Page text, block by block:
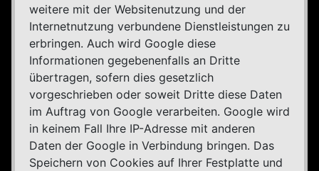
weitere mit der Websitenutzung und der
Internetnutzung verbundene Dienstleistungen zu
erbringen. Auch wird Google diese
Informationen gegebenenfalls an Dritte
übertragen, sofern dies gesetzlich
vorgeschrieben oder soweit Dritte diese Daten
im Auftrag von Google verarbeiten. Google wird
in keinem Fall Ihre IP-Adresse mit anderen
Daten der Google in Verbindung bringen. Das
Speichern von Cookies auf Ihrer Festplatte und